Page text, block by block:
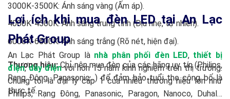
3000K-3500K: Ánh sáng vàng (Ấm áp).
4000K-4500K: Ánh sáng trung tính (Dịu nhẹ, tự nhiên).
6000K-6500K: Ánh sáng trắng (Rõ nét, hiện đại).
Thương hiệu:Chỉ nên mua đèn của các hãng uy tín (Philips,
Rạng Đông, Panasonic…) để đảm bảo tuổi thọ công bố là
thực tế.
Lợi ích khi mua đèn LED tại An Lạc
Phát Group
An Lạc Phát Group là nhà phân phối đèn LED, thiết bị
điện,dây điệnvới hơn 15 năm kinh nghiệm trên thị trường.
Chúng tôi là đại lý cấp 1 của nhiều thương hiệu lớn như
Philips, Rạng Đông, Panasonic, Paragon, Nanoco, Duhal…